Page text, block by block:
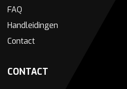
FAQ
Handleidingen
Contact
CONTACT